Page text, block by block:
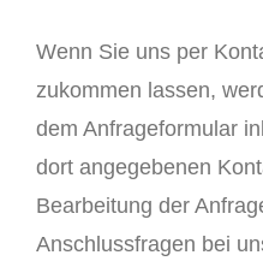
Wenn Sie uns per
zukommen lassen,
dem Anfrageformular
dort angegebenen
Bearbeitung der
Anschlussfragen bei